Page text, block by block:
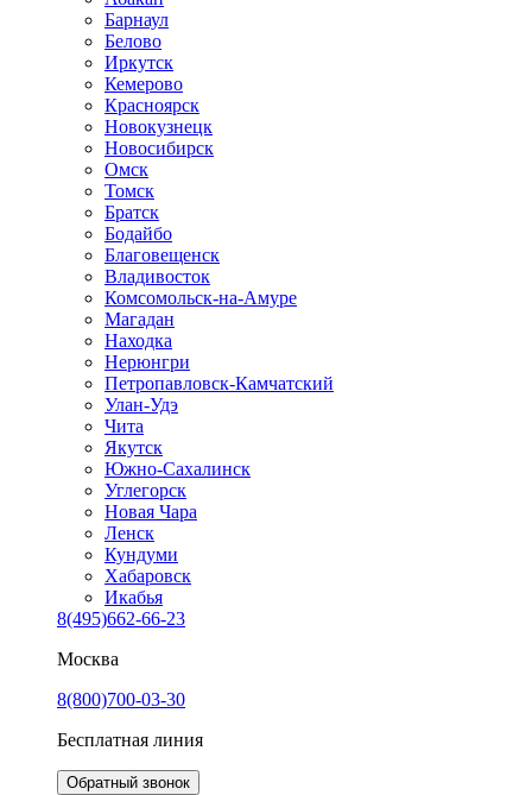
Барнаул
Белово
Иркутск
Кемерово
Красноярск
Новокузнецк
Новосибирск
Омск
Томск
Братск
Бодайбо
Благовещенск
Владивосток
Комсомольск-на-Амуре
Магадан
Находка
Нерюнгри
Петропавловск-Камчатский
Улан-Удэ
Чита
Якутск
Южно-Сахалинск
Углегорск
Новая Чара
Ленск
Кундуми
Хабаровск
Икабья
8(495)662-66-23
Москва
8(800)700-03-30
Бесплатная линия
Обратный звонок